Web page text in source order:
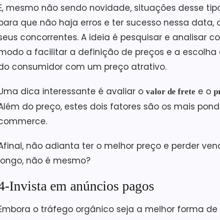
mesmo não sendo novidade, situações desse
que não haja erros e ter sucesso nessa
concorrentes. A ideia é pesquisar e analisar
a facilitar a definição de preços e a
consumidor com um preço atrativo.
dica interessante é avaliar o valor de frete e o
do preço, estes dois fatores são os mais
não adianta ter o melhor preço e perder
não é mesmo?
Invista em anúncios pagos
o tráfego orgânico seja a melhor forma